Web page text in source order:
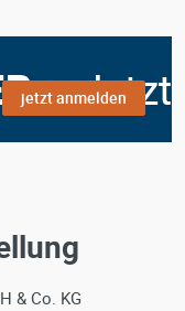
jetzt anmelden
& Co. KG